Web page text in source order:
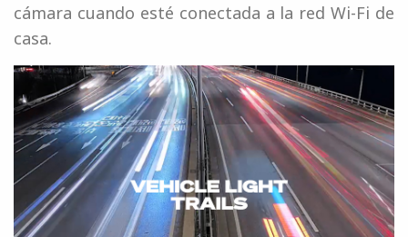
cámara cuando esté conectada a la red Wi-Fi de
casa.